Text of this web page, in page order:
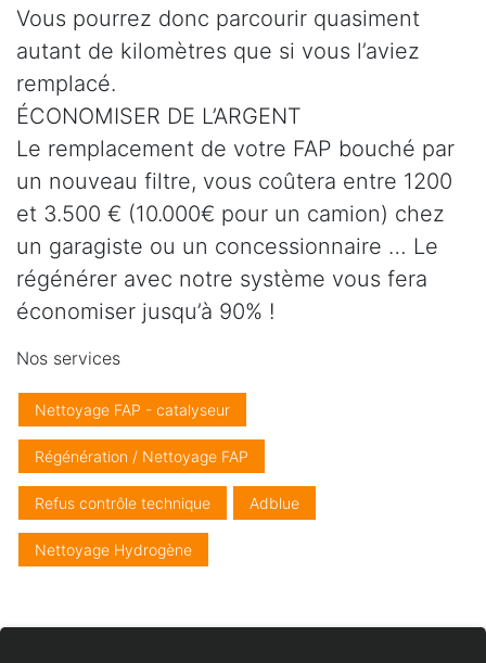
Vous pourrez donc parcourir quasiment
autant de kilomètres que si vous l’aviez
remplacé.
ÉCONOMISER DE L’ARGENT
Le remplacement de votre FAP bouché par
un nouveau filtre, vous coûtera entre 1200
et 3.500 € (10.000€ pour un camion) chez
un garagiste ou un concessionnaire … Le
régénérer avec notre système vous fera
économiser jusqu’à 90% !
Nos services
Nettoyage FAP - catalyseur
Régénération / Nettoyage FAP
Refus contrôle technique Adblue
Nettoyage Hydrogène